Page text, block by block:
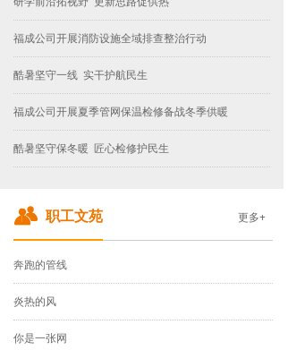
职工文苑
奔跑的管线
炎热的风
你是一张网
更多+
福成公司开展消防设施全域排查整治行动
酷暑坚守一线 实干护航民生
福成公司开展夏季管网保温检修备战冬季供暖
酷暑坚守保冬暖 匠心检修护民生